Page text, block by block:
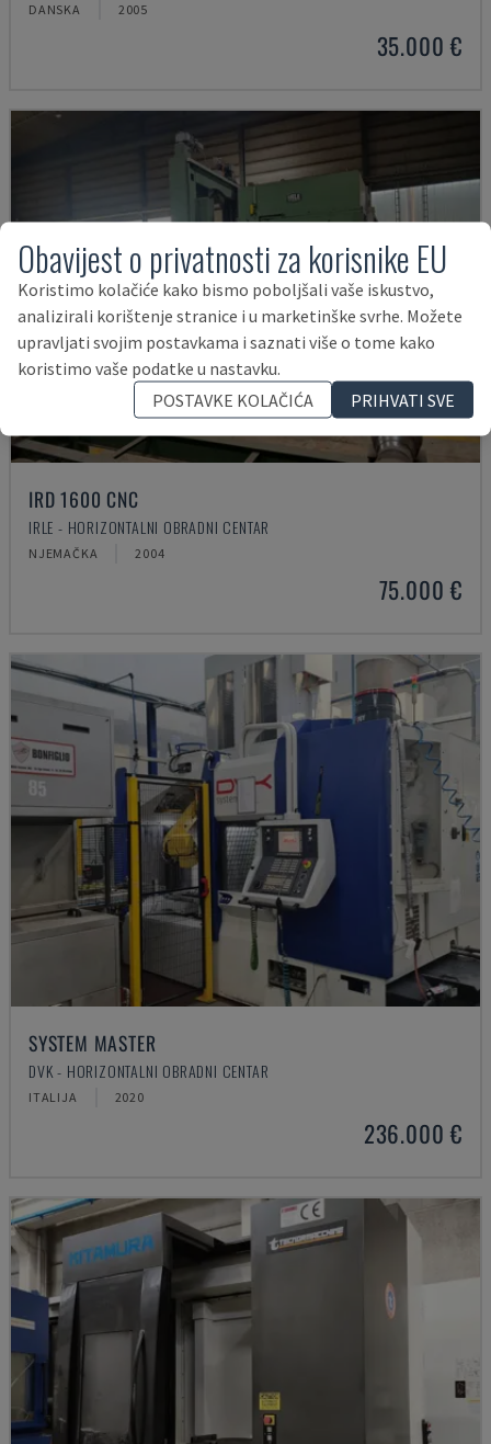
DANSKA 2005
35.000 €
IRD 1600 CNC
IRLE - HORIZONTALNI OBRADNI CENTAR
NJEMAČKA 2004
75.000 €
SYSTEM MASTER
DVK - HORIZONTALNI OBRADNI CENTAR
ITALIJA 2020
236.000 €
Obavijest o privatnosti za korisnike EU
Koristimo kolačiće kako bismo poboljšali vaše iskustvo,
analizirali korištenje stranice i u marketinške svrhe. Možete
upravljati svojim postavkama i saznati više o tome kako
koristimo vaše podatke u nastavku.
POSTAVKE KOLAČIĆA
PRIHVATI SVE